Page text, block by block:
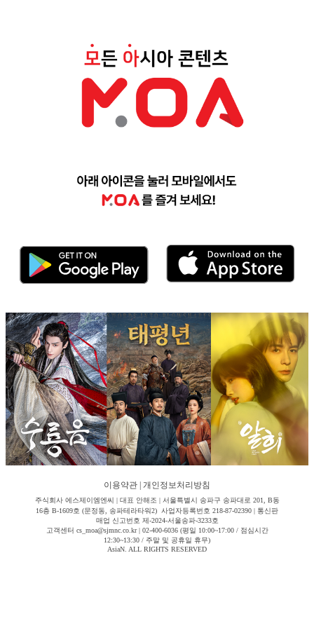
이용약관 개인정보처리방침
주식회사 에스제이엠엔씨 | 대표 안해조 | 서울특별시 송파구 송파대로 201, B동
16층 B-1609호 (문정동, 송파테라타워2) 사업자등록번호 218-87-02390 | 통신판
매업 신고번호 제-2024-서울송파-3233호
고객센터 cs_moa@sjmnc.co.kr | 02-400-6036 (평일 10:00~17:00 / 점심시간
12:30~13:30 / 주말 및 공휴일 휴무)
AsiaN. ALL RIGHTS RESERVED